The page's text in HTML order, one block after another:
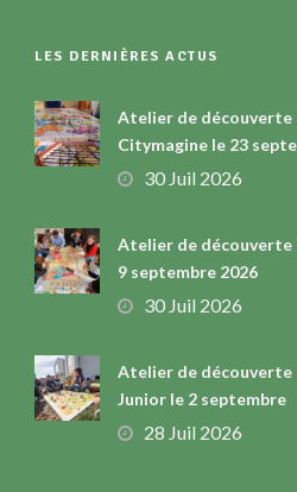
LES DERNIÈRES ACTUS
Atelier de
Citymagine le 23
30 Juil 2026
Atelier de découverte
9 septembre 2026
30 Juil 2026
Atelier de découverte
Junior le 2 septembre
28 Juil 2026